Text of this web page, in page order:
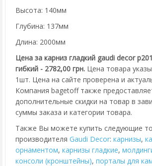
Высота: 140мм
Глубина: 137мм
Длина: 2000мм
Цена за карниз гладкий gaudi decor
гибкий - 2782,00 грн. Цена товара
1шт. Цена на сайте проверена и
Компания bagetoff также
дополнительные скидки на товар в
суммы заказа и категории товара.
Также Вы можете купить следующие
производителя Gaudi Decor: карнизы,
орнаментом, карнизы гладкие,
консоли (кронштейны), порталы для